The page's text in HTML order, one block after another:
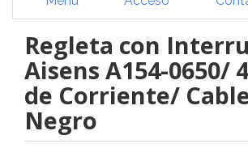
Regleta con
Aisens A154-0650/
de Corriente/
Negro